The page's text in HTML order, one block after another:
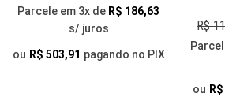
AS
PODEM
ESCOLHIDAS
PREÇO
ORIGINAL
ERA:
PREÇO
É:
Parcele em 3x de R$ 186,63
s/ juros
ou R$ 503,91 pagando no PIX
R$
ou R$